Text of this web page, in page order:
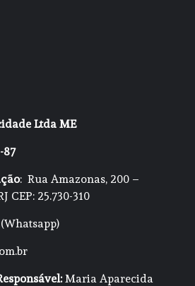
Ltda ME
87
: Rua Amazonas, 200 –
CEP: 25.730-310
Maria Aparecida